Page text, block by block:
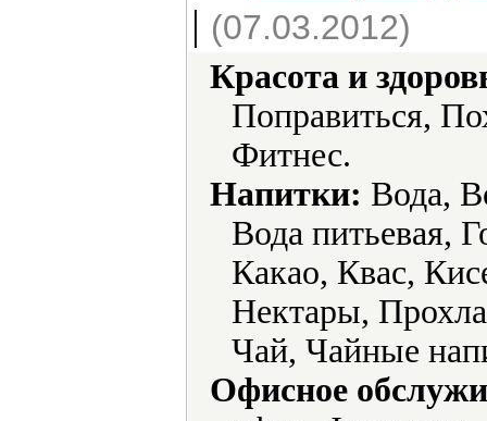
| (07.03.2012)
Красота и
Поправиться,
Фитнес.
Напитки: Вода,
Вода питьевая,
Какао, Квас,
Нектары,
Чай, Чайные
Офисное